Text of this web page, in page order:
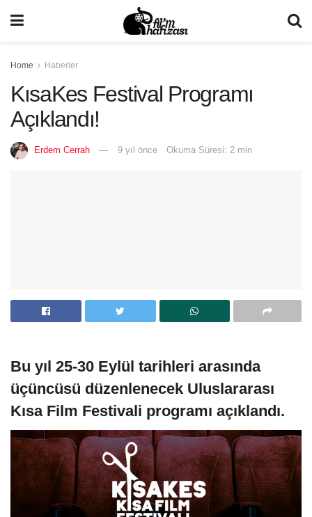
Home Haberler
KısaKes Festival Programı
Açıklandı!
Erdem Cerrah 9 yıl önce Okuma Süresi: 2 min
Bu yıl 25-30 Eylül tarihleri arasında
üçüncüsü düzenlenecek Uluslararası
Kısa Film Festivali programı açıklandı.